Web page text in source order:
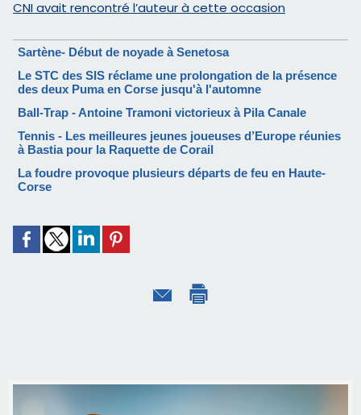
CNI avait rencontré l’auteur à cette occasion
Sartène- Début de noyade à Senetosa
Le STC des SIS réclame une prolongation de la présence
des deux Puma en Corse jusqu'à l'automne
Ball-Trap - Antoine Tramoni victorieux à Pila Canale
Tennis - Les meilleures jeunes joueuses d’Europe réunies
à Bastia pour la Raquette de Corail
La foudre provoque plusieurs départs de feu en Haute-
Corse